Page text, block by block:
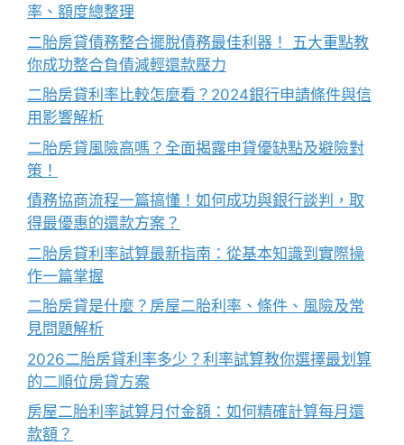
率、額度總整理
二胎房貸債務整合擺脫債務最佳利器！ 五大重點教
你成功整合負債減輕還款壓力
二胎房貸利率比較怎麼看？2024銀行申請條件與信
用影響解析
二胎房貸風險高嗎？全面揭露申貸優缺點及避險對
策！
債務協商流程一篇搞懂！如何成功與銀行談判，取
得最優惠的還款方案？
二胎房貸利率試算最新指南：從基本知識到實際操
作一篇掌握
二胎房貸是什麼？房屋二胎利率、條件、風險及常
見問題解析
2026二胎房貸利率多少？利率試算教你選擇最划算
的二順位房貸方案
房屋二胎利率試算月付金額：如何精確計算每月還
款額？